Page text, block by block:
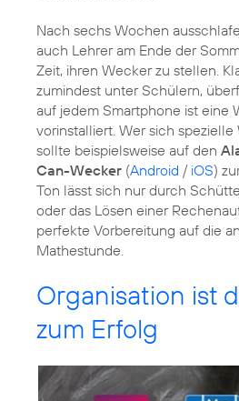
Nach sechs Wochen
auch Lehrer am Ende der
Zeit, ihren Wecker zu stellen.
zumindest unter Schülern,
auf jedem Smartphone ist eine
vorinstalliert. Wer sich
sollte beispielsweise auf den
Can-Wecker (Android / iOS)
Ton lässt sich nur durch
oder das Lösen einer
perfekte Vorbereitung auf die
Mathestunde.
Organisation ist
zum Erfolg